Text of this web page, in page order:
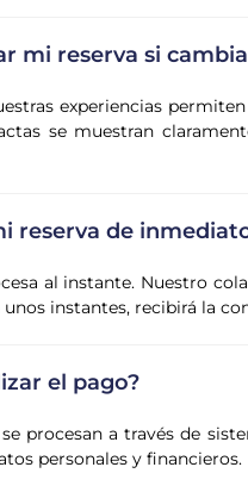
mi reserva si
experiencias
se muestran
reserva de
al instante. Nuestro
unos instantes, recibirá la
el pago?
procesan a través de
personales y financieros.